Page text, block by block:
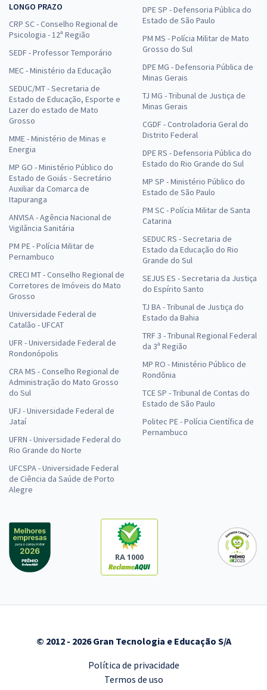
LONGO PRAZO
CRP SC - Conselho Regional de
Psicologia - 12ª Região
SEDF - Professor Temporário
MEC - Ministério da Educação
SEDUC/MT - Secretaria de
Estado de Educação, Esporte e
Lazer do estado de Mato
Grosso
MME - Ministério de Minas e
Energia
MP GO - Ministério Público do
Estado de Goiás - Secretário
Auxiliar da Comarca de
Itapuranga
ANVISA - Agência Nacional de
Vigilância Sanitária
PM PE - Polícia Militar de
Pernambuco
CRECI MT - Conselho Regional de
Corretores de Imóveis do Mato
Grosso
Universidade Federal de
Catalão - UFCAT
UFR - Universidade Federal de
Rondonópolis
CRA MS - Conselho Regional de
Administração do Mato Grosso
do Sul
UFJ - Universidade Federal de
Jataí
UFRN - Universidade Federal do
Rio Grande do Norte
UFCSPA - Universidade Federal
de Ciência da Saúde de Porto
Alegre
DPE SP - Defensoria Pública do
Estado de São Paulo
PM MS - Polícia Militar de Mato
Grosso do Sul
DPE MG - Defensoria Pública de
Minas Gerais
TJ MG - Tribunal de Justiça de
Minas Gerais
CGDF - Controladoria Geral do
Distrito Federal
DPE RS - Defensoria Pública do
Estado do Rio Grande do Sul
MP SP - Ministério Público do
Estado de São Paulo
PM SC - Polícia Militar de Santa
Catarina
SEDUC RS - Secretaria de
Estado da Educação do Rio
Grande do Sul
SEJUS ES - Secretaria da Justiça
do Espírito Santo
TJ BA - Tribunal de Justiça do
Estado da Bahia
TRF 3 - Tribunal Regional Federal
da 3ª Região
MP RO - Ministério Público de
Rondônia
TCE SP - Tribunal de Contas do
Estado de São Paulo
Politec PE - Polícia Científica de
Pernambuco
RA 1000
© 2012 - 2026 Gran Tecnologia e Educação S/A
Política de privacidade
Termos de uso